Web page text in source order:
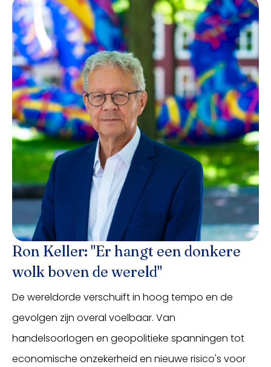
Ron Keller: "Er hangt een donkere
wolk boven de wereld"
De wereldorde verschuift in hoog tempo en de
gevolgen zijn overal voelbaar. Van
handelsoorlogen en geopolitieke spanningen tot
economische onzekerheid en nieuwe risico's voor